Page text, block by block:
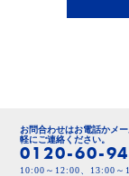
お問合わせはお電話かメー
軽にご連絡ください。
0120-60-
10:00～12:00、13:00～